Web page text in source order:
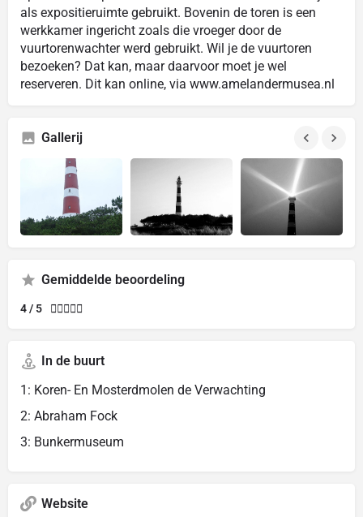
als expositieruimte gebruikt. Bovenin de toren is een
werkkamer ingericht zoals die vroeger door de
vuurtorenwachter werd gebruikt. Wil je de vuurtoren
bezoeken? Dat kan, maar daarvoor moet je wel
reserveren. Dit kan online, via www.amelandermusea.nl
Gallerij
Gemiddelde beoordeling
4 / 5 
In de buurt
1: Koren- En Mosterdmolen de Verwachting
2: Abraham Fock
3: Bunkermuseum
Website